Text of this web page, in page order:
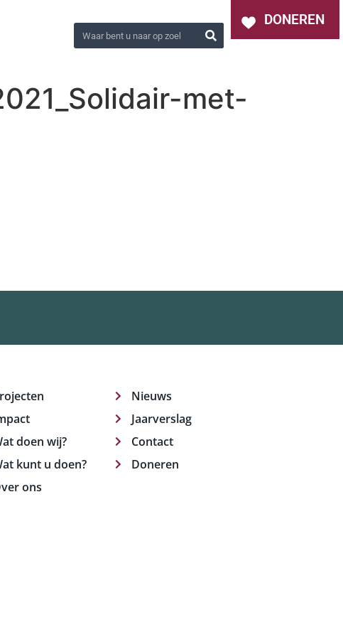
DONEREN
met-
doen wij?
kunt u doen?
ons
Nieuws
Jaarverslag
Contact
Doneren